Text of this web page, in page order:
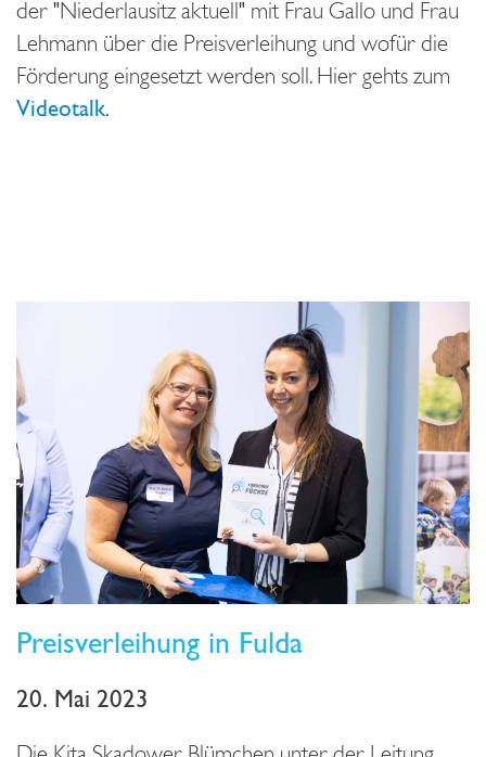
der "Niederlausitz aktuell" mit Frau Gallo und Frau
Lehmann über die Preisverleihung und wofür die
Förderung eingesetzt werden soll. Hier gehts zum
Videotalk.
Preisverleihung in Fulda
20. Mai 2023